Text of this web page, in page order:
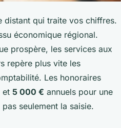
distant qui traite vos chiffres.
économique régional.
prospère, les services aux
repère plus vite les
Les honoraires
et 5 000 € annuels pour une
seulement la saisie.